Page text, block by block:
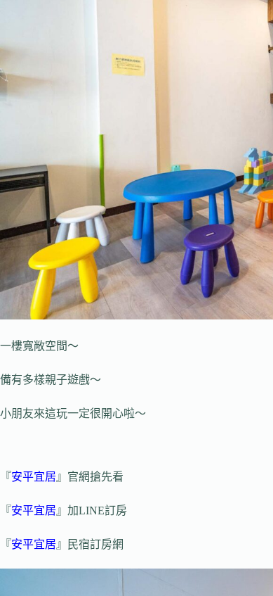
一樓寬敞空間～
備有多樣親子遊戲～
小朋友來這玩一定很開心啦～
『安平宜居 』官網搶先看
『安平宜居 』加LINE訂房
『安平宜居 』民宿訂房網